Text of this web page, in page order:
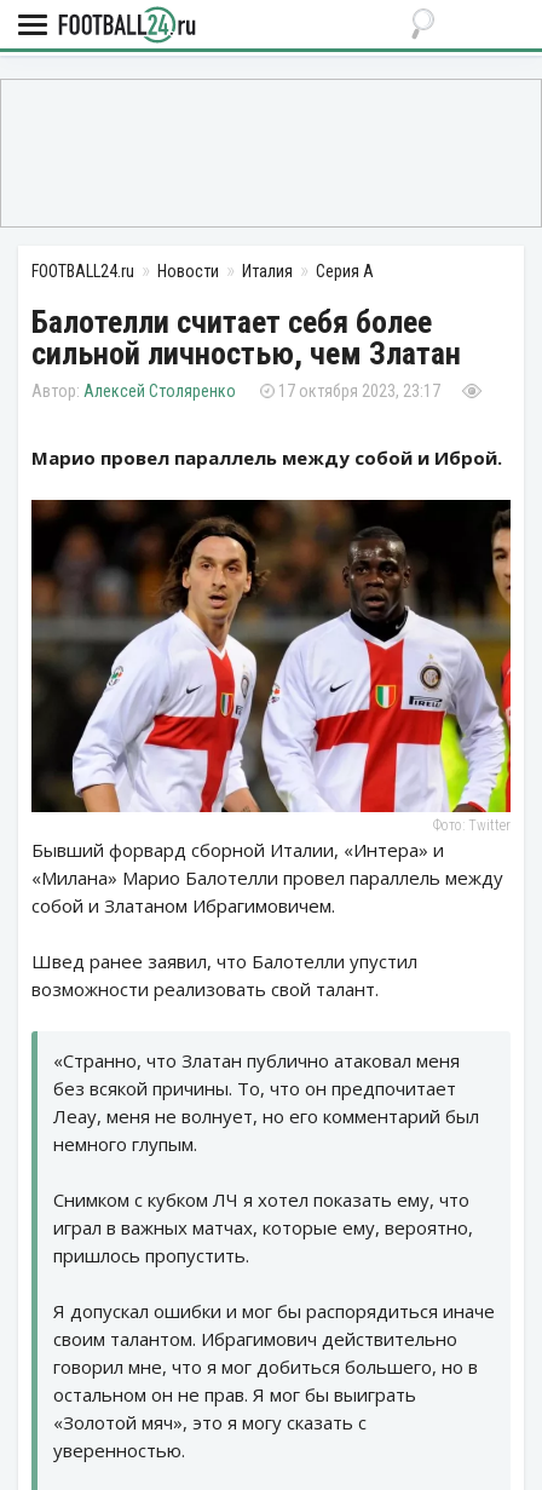
FOOTBALL24.ru Новости Италия Серия А
Балотелли считает себя более
сильной личностью, чем Златан
Алексей Столяренко 17 октября 2023, 23:17
Марио провел параллель между собой и Иброй.
Фото: Twitter
Бывший форвард сборной Италии, «Интера» и
«Милана» Марио Балотелли провел параллель между
собой и Златаном Ибрагимовичем.
Швед ранее заявил, что Балотелли упустил
возможности реализовать свой талант.
«Странно, что Златан публично атаковал меня
без всякой причины. То, что он предпочитает
Леау, меня не волнует, но его комментарий был
немного глупым.
Снимком с кубком ЛЧ я хотел показать ему, что
играл в важных матчах, которые ему, вероятно,
пришлось пропустить.
Я допускал ошибки и мог бы распорядиться иначе
своим талантом. Ибрагимович действительно
говорил мне, что я мог добиться большего, но в
остальном он не прав. Я мог бы выиграть
«Золотой мяч», это я могу сказать с
уверенностью.